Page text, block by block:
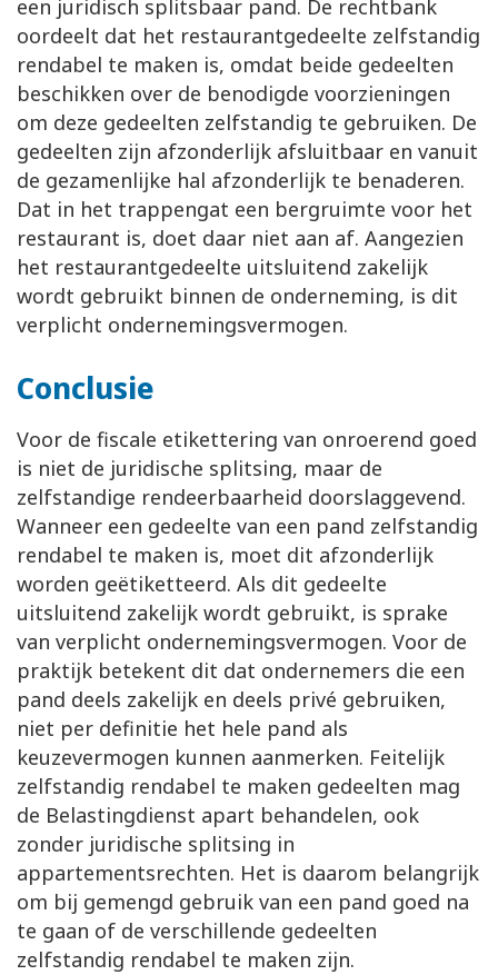
een juridisch splitsbaar pand. De rechtbank
oordeelt dat het restaurantgedeelte zelfstandig
rendabel te maken is, omdat beide gedeelten
beschikken over de benodigde voorzieningen
om deze gedeelten zelfstandig te gebruiken. De
gedeelten zijn afzonderlijk afsluitbaar en vanuit
de gezamenlijke hal afzonderlijk te benaderen.
Dat in het trappengat een bergruimte voor het
restaurant is, doet daar niet aan af. Aangezien
het restaurantgedeelte uitsluitend zakelijk
wordt gebruikt binnen de onderneming, is dit
verplicht ondernemingsvermogen.
Conclusie
Voor de fiscale etikettering van onroerend goed
is niet de juridische splitsing, maar de
zelfstandige rendeerbaarheid doorslaggevend.
Wanneer een gedeelte van een pand zelfstandig
rendabel te maken is, moet dit afzonderlijk
worden geëtiketteerd. Als dit gedeelte
uitsluitend zakelijk wordt gebruikt, is sprake
van verplicht ondernemingsvermogen. Voor de
praktijk betekent dit dat ondernemers die een
pand deels zakelijk en deels privé gebruiken,
niet per definitie het hele pand als
keuzevermogen kunnen aanmerken. Feitelijk
zelfstandig rendabel te maken gedeelten mag
de Belastingdienst apart behandelen, ook
zonder juridische splitsing in
appartementsrechten. Het is daarom belangrijk
om bij gemengd gebruik van een pand goed na
te gaan of de verschillende gedeelten
zelfstandig rendabel te maken zijn.